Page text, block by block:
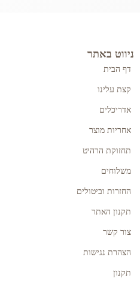
ניווט באתר
דף הבית
קצת עלינו
אדריכלים
אחריות מוצר
תחזוקת הרהיט
משלוחים
החזרות וביטולים
תקנון האתר
צור קשר
הצהרת נגישות
תקנון